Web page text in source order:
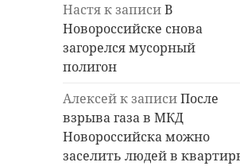
Настяк записиВ
Новороссийске снова
загорелся мусорный
полигон
Алексейк записиПосле
взрыва газа в МКД
Новороссийска можно
заселить людей в